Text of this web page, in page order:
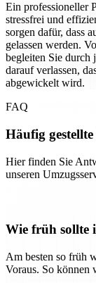
Ein professioneller
stressfrei und
sorgen dafür, dass
gelassen werden.
begleiten Sie durch
darauf verlassen,
abgewickelt wird.
FAQ
Häufig
Hier finden Sie
unseren
Wie früh sollte
Am besten so früh
Voraus. So können